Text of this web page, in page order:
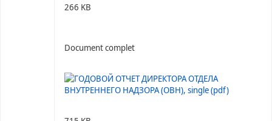
266 KB
Document complet